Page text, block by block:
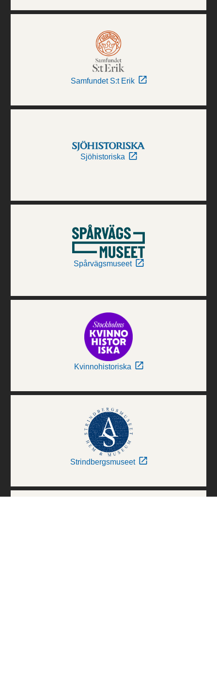
Samfundet S:t Erik
Sjöhistoriska
Spårvägsmuseet
Kvinnohistoriska
Strindbergsmuseet